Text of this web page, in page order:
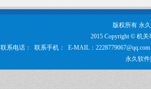
版权所有 永
2015 Copyright © 机
联系电话： 联系手机： E-MAIL：
永久软